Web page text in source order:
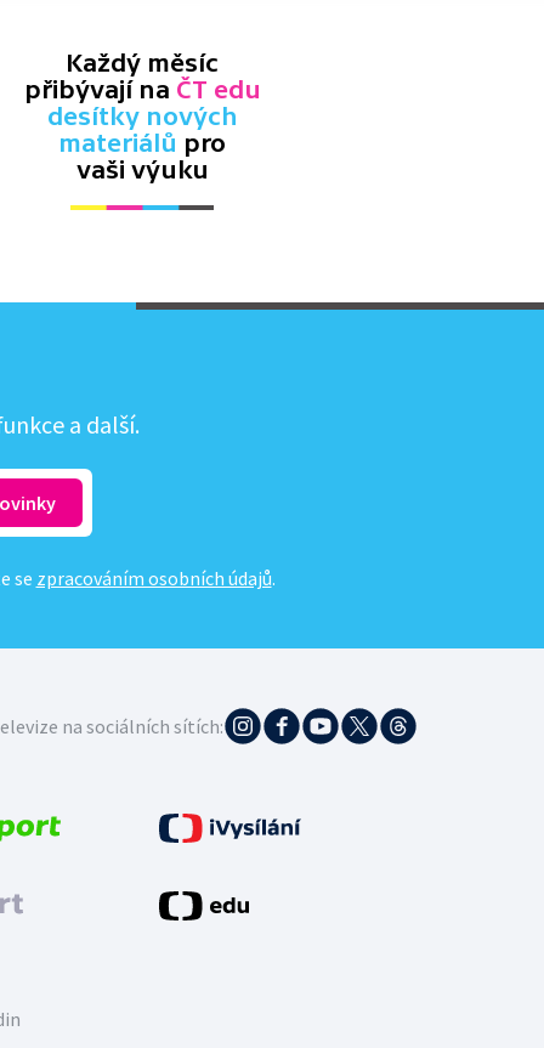
Každý měsíc
přibývají na ČT edu
desítky nových
materiálů pro
vaši výuku
a další.
se zpracováním osobních údajů.